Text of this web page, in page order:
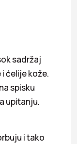
sadržaj
ćelije kože.
spisku
upitanju.
i tako